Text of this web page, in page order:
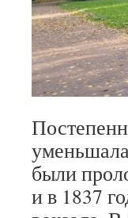
были
и в 1837